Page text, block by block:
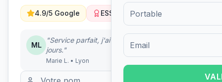
4.9/5 Google ESS Solidaire
ML
"Service parfait, j'ai trouvé un EHPAD en 5
jours."
Marie L. • Lyon
Formulaire d'inscription pour